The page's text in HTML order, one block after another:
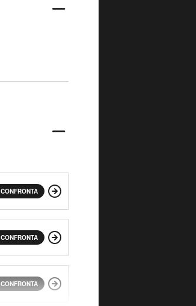
CONFRONTA
CONFRONTA
CONFRONTA